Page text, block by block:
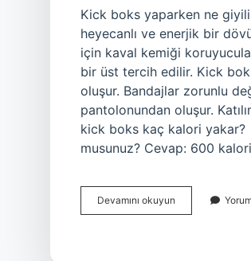
Kick boks yaparken ne
heyecanlı ve enerjik bir
için kaval kemiği
bir üst tercih edilir. Kick
oluşur. Bandajlar zorunlu
pantolonundan oluşur.
kick boks kaç kalori yakar?
musunuz? Cevap: 600
Devamını okuyun
Box